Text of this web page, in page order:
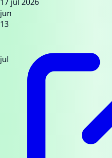
jun
13
jul
17 jul 2026